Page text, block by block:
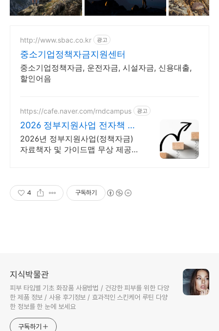
http://www.sbac.co.kr 광고
중소기업정책자금지원센터
중소기업정책자금, 운전자금, 시설자금, 신용대출,
할인어음
https://cafe.naver.com/rndcampus 광고
2026 정부지원사업 전자책 실
무 전문가 무료 웹세미나
2026년 정부지원사업(정책자금)
자료책자 및 가이드맵 무상 제공
4 구독하기
지식박물관
피부 타입별 기초 화장품 사용방법 / 건강한 피부를 위한 다양
한 제품 정보 / 사용 후기정보 / 효과적인 스킨케어 루틴 다양
한 정보를 한 눈에 보세요
구독하기